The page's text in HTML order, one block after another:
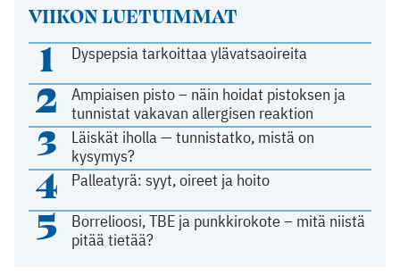
VIIKON LUETUIMMAT
1 Dyspepsia tarkoittaa ylävatsaoireita
2
Ampiaisen pisto – näin hoidat pistoksen ja
tunnistat vakavan allergisen reaktion
3
Läiskät iholla — tunnistatko, mistä on
kysymys?
4 Palleatyrä: syyt, oireet ja hoito
5
Borrelioosi, TBE ja punkkirokote – mitä niistä
pitää tietää?